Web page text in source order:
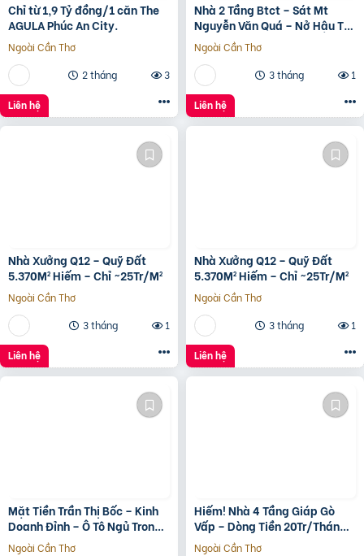
Chỉ từ 1,9 Tỷ đồng/1 căn The
AGULA Phúc An City.
Ngoài Cần Thơ
2 tháng
3
Liên hệ
Nhà 2 Tầng Btct – Sát Mt
Nguyễn Văn Quá – Nở Hậu Tài
Lộc
Ngoài Cần Thơ
3 tháng
1
Liên hệ
Nhà Xưởng Q12 – Quỹ Đất
5.370M² Hiếm – Chỉ ~25Tr/M²
Ngoài Cần Thơ
3 tháng
1
Liên hệ
Nhà Xưởng Q12 – Quỹ Đất
5.370M² Hiếm – Chỉ ~25Tr/M²
Ngoài Cần Thơ
3 tháng
1
Liên hệ
Mặt Tiền Trần Thị Bốc – Kinh
Doanh Đỉnh – Ô Tô Ngủ Trong
Nhà
Ngoài Cần Thơ
Hiếm! Nhà 4 Tầng Giáp Gò
Vấp – Dòng Tiền 20Tr/Tháng
– Tương Lai Ra Mặt Tiền 12M
Ngoài Cần Thơ